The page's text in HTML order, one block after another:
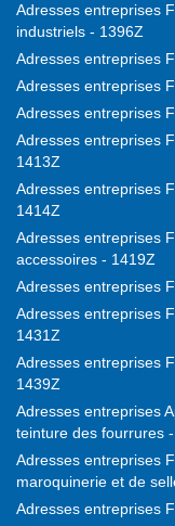
Adresses entreprises
industriels - 1396Z
Adresses entreprises
Adresses entreprises
Adresses entreprises
Adresses entreprises
1413Z
Adresses entreprises
1414Z
Adresses entreprises
accessoires - 1419Z
Adresses entreprises
Adresses entreprises
1431Z
Adresses entreprises
1439Z
Adresses entreprises
teinture des fourrures
Adresses entreprises
maroquinerie et de
Adresses entreprises